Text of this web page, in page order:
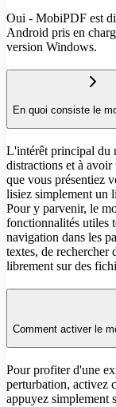
Oui - MobiPDF est
Android pris en
version Windows.
En quoi consiste le
L'intérêt principal du
distractions et à
que vous présentiez
lisiez simplement un
Pour y parvenir, le
fonctionnalités utiles
navigation dans les
textes, de rechercher
librement sur des
Comment activer le
Pour profiter d'une
perturbation, activez
appuyez simplement